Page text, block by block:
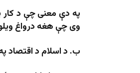
په دې معنی چې د کار
وی چې هغه درواغ
ب. د اسلام د اقتصاد